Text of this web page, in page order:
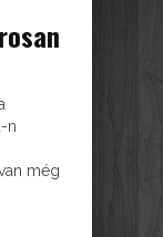
n
még